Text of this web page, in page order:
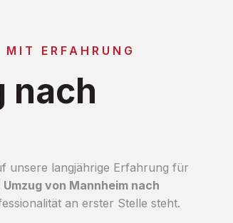
ERFAHRUNG
nach
unsere langjährige Erfahrung für
von Mannheim nach
an erster Stelle steht.